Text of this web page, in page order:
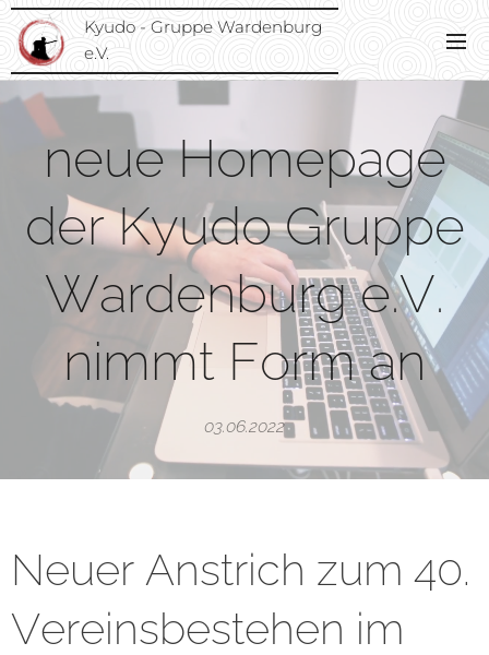
Kyudo - Gruppe Wardenburg
e.V.
neue Homepage
der Kyudo Gruppe
Wardenburg e.V.
nimmt Form an
03.06.2022
Neuer Anstrich zum 40.
Vereinsbestehen im